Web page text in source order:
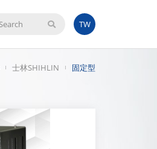
TW
搜
士林SHIHLIN 固定型